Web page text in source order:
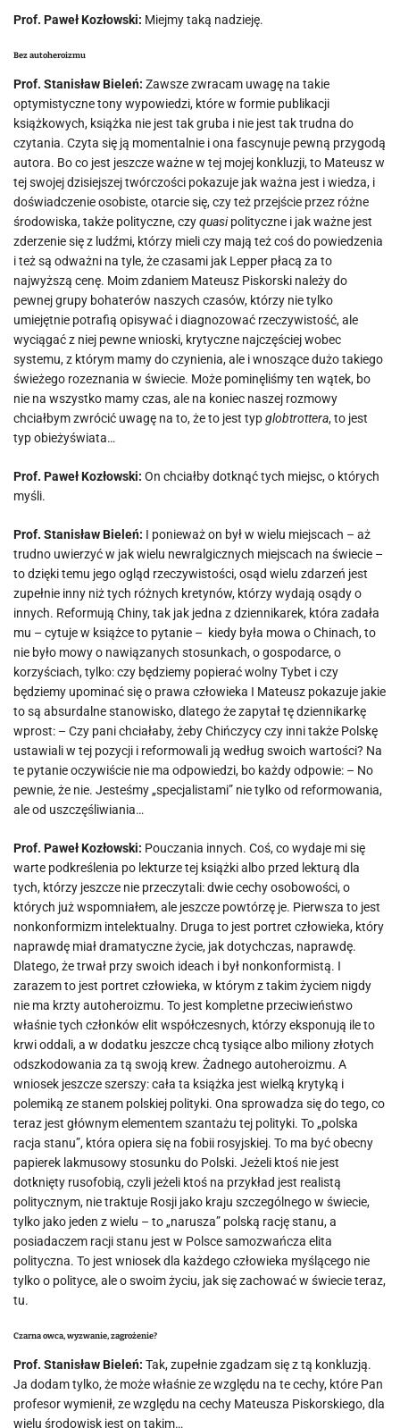
Prof. Paweł Kozłowski: Miejmy taką nadzieję.
Bez autoheroizmu
Prof. Stanisław Bieleń: Zawsze zwracam uwagę na takie
optymistyczne tony wypowiedzi, które w formie publikacji
książkowych, książka nie jest tak gruba i nie jest tak trudna do
czytania. Czyta się ją momentalnie i ona fascynuje pewną przygodą
autora. Bo co jest jeszcze ważne w tej mojej konkluzji, to Mateusz w
tej swojej dzisiejszej twórczości pokazuje jak ważna jest i wiedza, i
doświadczenie osobiste, otarcie się, czy też przejście przez różne
środowiska, także polityczne, czyquasipolityczne i jak ważne jest
zderzenie się z ludźmi, którzy mieli czy mają też coś do powiedzenia
i też są odważni na tyle, że czasami jak Lepper płacą za to
najwyższą cenę. Moim zdaniem Mateusz Piskorski należy do
pewnej grupy bohaterów naszych czasów, którzy nie tylko
umiejętnie potrafią opisywać i diagnozować rzeczywistość, ale
wyciągać z niej pewne wnioski, krytyczne najczęściej wobec
systemu, z którym mamy do czynienia, ale i wnoszące dużo takiego
świeżego rozeznania w świecie. Może pominęliśmy ten wątek, bo
nie na wszystko mamy czas, ale na koniec naszej rozmowy
chciałbym zwrócić uwagę na to, że to jest typglobtrottera, to jest
typ obieżyświata…
Prof. Paweł Kozłowski: On chciałby dotknąć tych miejsc, o których
myśli.
Prof. Stanisław Bieleń: I ponieważ on był w wielu miejscach – aż
trudno uwierzyć w jak wielu newralgicznych miejscach na świecie –
to dzięki temu jego ogląd rzeczywistości, osąd wielu zdarzeń jest
zupełnie inny niż tych różnych kretynów, którzy wydają osądy o
innych. Reformują Chiny, tak jak jedna z dziennikarek, która zadała
mu – cytuje w książce to pytanie – kiedy była mowa o Chinach, to
nie było mowy o nawiązanych stosunkach, o gospodarce, o
korzyściach, tylko: czy będziemy popierać wolny Tybet i czy
będziemy upominać się o prawa człowieka I Mateusz pokazuje jakie
to są absurdalne stanowisko, dlatego że zapytał tę dziennikarkę
wprost: – Czy pani chciałaby, żeby Chińczycy czy inni także Polskę
ustawiali w tej pozycji i reformowali ją według swoich wartości? Na
te pytanie oczywiście nie ma odpowiedzi, bo każdy odpowie: – No
pewnie, że nie. Jesteśmy „specjalistami” nie tylko od reformowania,
ale od uszczęśliwiania…
Prof. Paweł Kozłowski: Pouczania innych. Coś, co wydaje mi się
warte podkreślenia po lekturze tej książki albo przed lekturą dla
tych, którzy jeszcze nie przeczytali: dwie cechy osobowości, o
których już wspomniałem, ale jeszcze powtórzę je. Pierwsza to jest
nonkonformizm intelektualny. Druga to jest portret człowieka, który
naprawdę miał dramatyczne życie, jak dotychczas, naprawdę.
Dlatego, że trwał przy swoich ideach i był nonkonformistą. I
zarazem to jest portret człowieka, w którym z takim życiem nigdy
nie ma krzty autoheroizmu. To jest kompletne przeciwieństwo
właśnie tych członków elit współczesnych, którzy eksponują ile to
krwi oddali, a w dodatku jeszcze chcą tysiące albo miliony złotych
odszkodowania za tą swoją krew. Żadnego autoheroizmu. A
wniosek jeszcze szerszy: cała ta książka jest wielką krytyką i
polemiką ze stanem polskiej polityki. Ona sprowadza się do tego, co
teraz jest głównym elementem szantażu tej polityki. To „polska
racja stanu”, która opiera się na fobii rosyjskiej. To ma być obecny
papierek lakmusowy stosunku do Polski. Jeżeli ktoś nie jest
dotknięty rusofobią, czyli jeżeli ktoś na przykład jest realistą
politycznym, nie traktuje Rosji jako kraju szczególnego w świecie,
tylko jako jeden z wielu – to „narusza” polską rację stanu, a
posiadaczem racji stanu jest w Polsce samozwańcza elita
polityczna. To jest wniosek dla każdego człowieka myślącego nie
tylko o polityce, ale o swoim życiu, jak się zachować w świecie teraz,
tu.
Czarna owca, wyzwanie, zagrożenie?
Prof. Stanisław Bieleń: Tak, zupełnie zgadzam się z tą konkluzją.
Ja dodam tylko, że może właśnie ze względu na te cechy, które Pan
profesor wymienił, ze względu na cechy Mateusza Piskorskiego, dla
wielu środowisk jest on takim…